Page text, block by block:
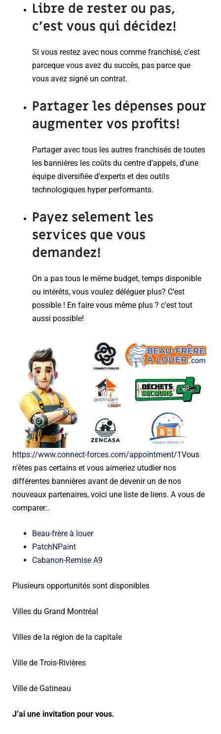
Libre de rester ou pas,
c’est vous qui décidez!
Si vous restez avec nous comme franchisé, c’est
parceque vous avez du succès, pas parce que
vous avez signé un contrat.
Partager les dépenses pour
augmenter vos profits!
Partager avec tous les autres franchisés de toutes
les bannières les coûts du centre d’appels, d’une
équipe diversifiée d’experts et des outils
technologiques hyper performants.
Payez selement les
services que vous
demandez!
On a pas tous le même budget, temps disponible
ou intérêts, vous voulez déléguer plus? C’est
possible ! En faire vous même plus ? c’est tout
aussi possible!
https://www.connect-forces.com/appointment/1Vous
n’êtes pas certains et vous aimeriez utudier nos
différentes bannières avant de devenir un de nos
nouveaux partenaires, voici une liste de liens. A vous de
comparer:.
Beau-frère à louer
PatchNPaint
Cabanon-Remise A9
Plusieurs opportunités sont disponibles
Villes du Grand Montréal
Villes de la région de la capitale
Ville de Trois-Rivières
Ville de Gatineau
J’ai une invitation pour vous.